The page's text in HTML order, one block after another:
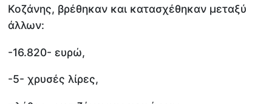
Κοζάνης, βρέθηκαν και κατασχέθηκαν μεταξύ
άλλων:
-16.820- ευρώ,
-5- χρυσές λίρες,